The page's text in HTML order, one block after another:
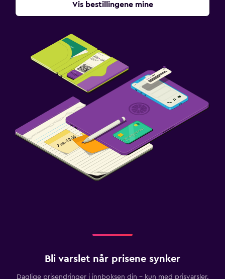
Vis bestillingene mine
Bli varslet når prisene synker
Daglige prisendringer i innboksen din – kun med prisvarsler.